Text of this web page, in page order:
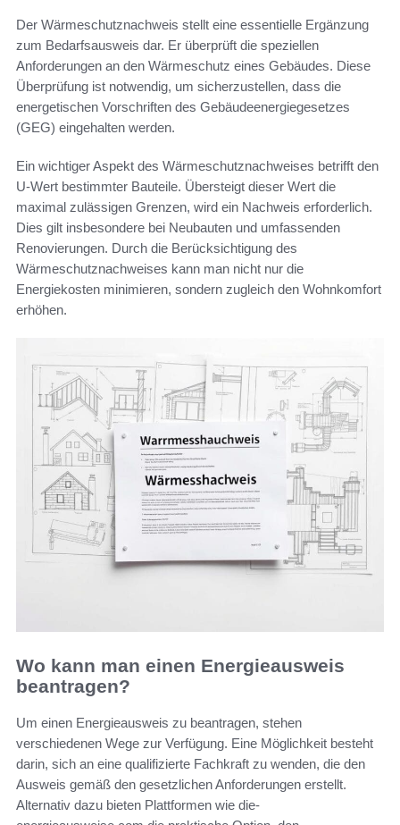
Der Wärmeschutznachweis stellt eine essentielle Ergänzung
zum Bedarfsausweis dar. Er überprüft die speziellen
Anforderungen an den Wärmeschutz eines Gebäudes. Diese
Überprüfung ist notwendig, um sicherzustellen, dass die
energetischen Vorschriften des Gebäudeenergiegesetzes
(GEG) eingehalten werden.
Ein wichtiger Aspekt des Wärmeschutznachweises betrifft den
U-Wert bestimmter Bauteile. Übersteigt dieser Wert die
maximal zulässigen Grenzen, wird ein Nachweis erforderlich.
Dies gilt insbesondere bei Neubauten und umfassenden
Renovierungen. Durch die Berücksichtigung des
Wärmeschutznachweises kann man nicht nur die
Energiekosten minimieren, sondern zugleich den Wohnkomfort
erhöhen.
Wo kann man einen Energieausweis
beantragen?
Um einen Energieausweis zu beantragen, stehen
verschiedenen Wege zur Verfügung. Eine Möglichkeit besteht
darin, sich an eine qualifizierte Fachkraft zu wenden, die den
Ausweis gemäß den gesetzlichen Anforderungen erstellt.
Alternativ dazu bieten Plattformen wie die-